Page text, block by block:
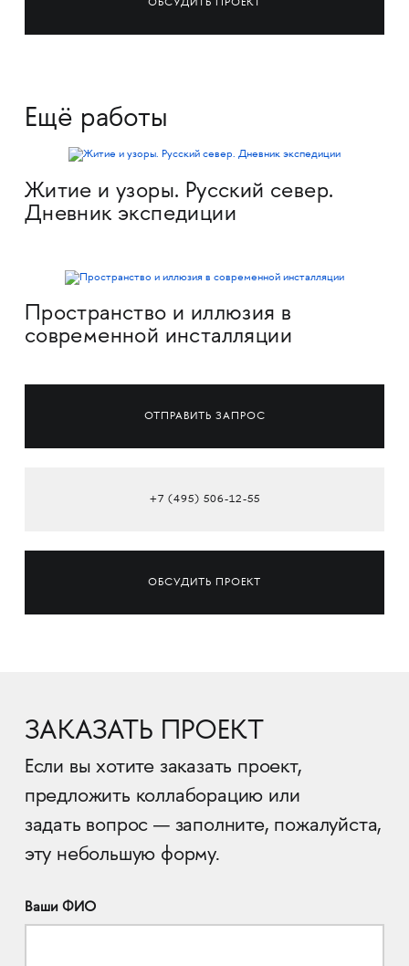
ОБСУДИТЬ ПРОЕКТ
Ещё работы
Житие и узоры. Русский север.
Дневник экспедиции
Пространство и иллюзия в
современной инсталляции
ОТПРАВИТЬ ЗАПРОС
+7 (495) 506-12-55
ОБСУДИТЬ ПРОЕКТ
ЗАКАЗАТЬ ПРОЕКТ
Если вы хотите заказать проект,
предложить коллаборацию или
задать вопрос — заполните, пожалуйста,
эту небольшую форму.
Ваши ФИО